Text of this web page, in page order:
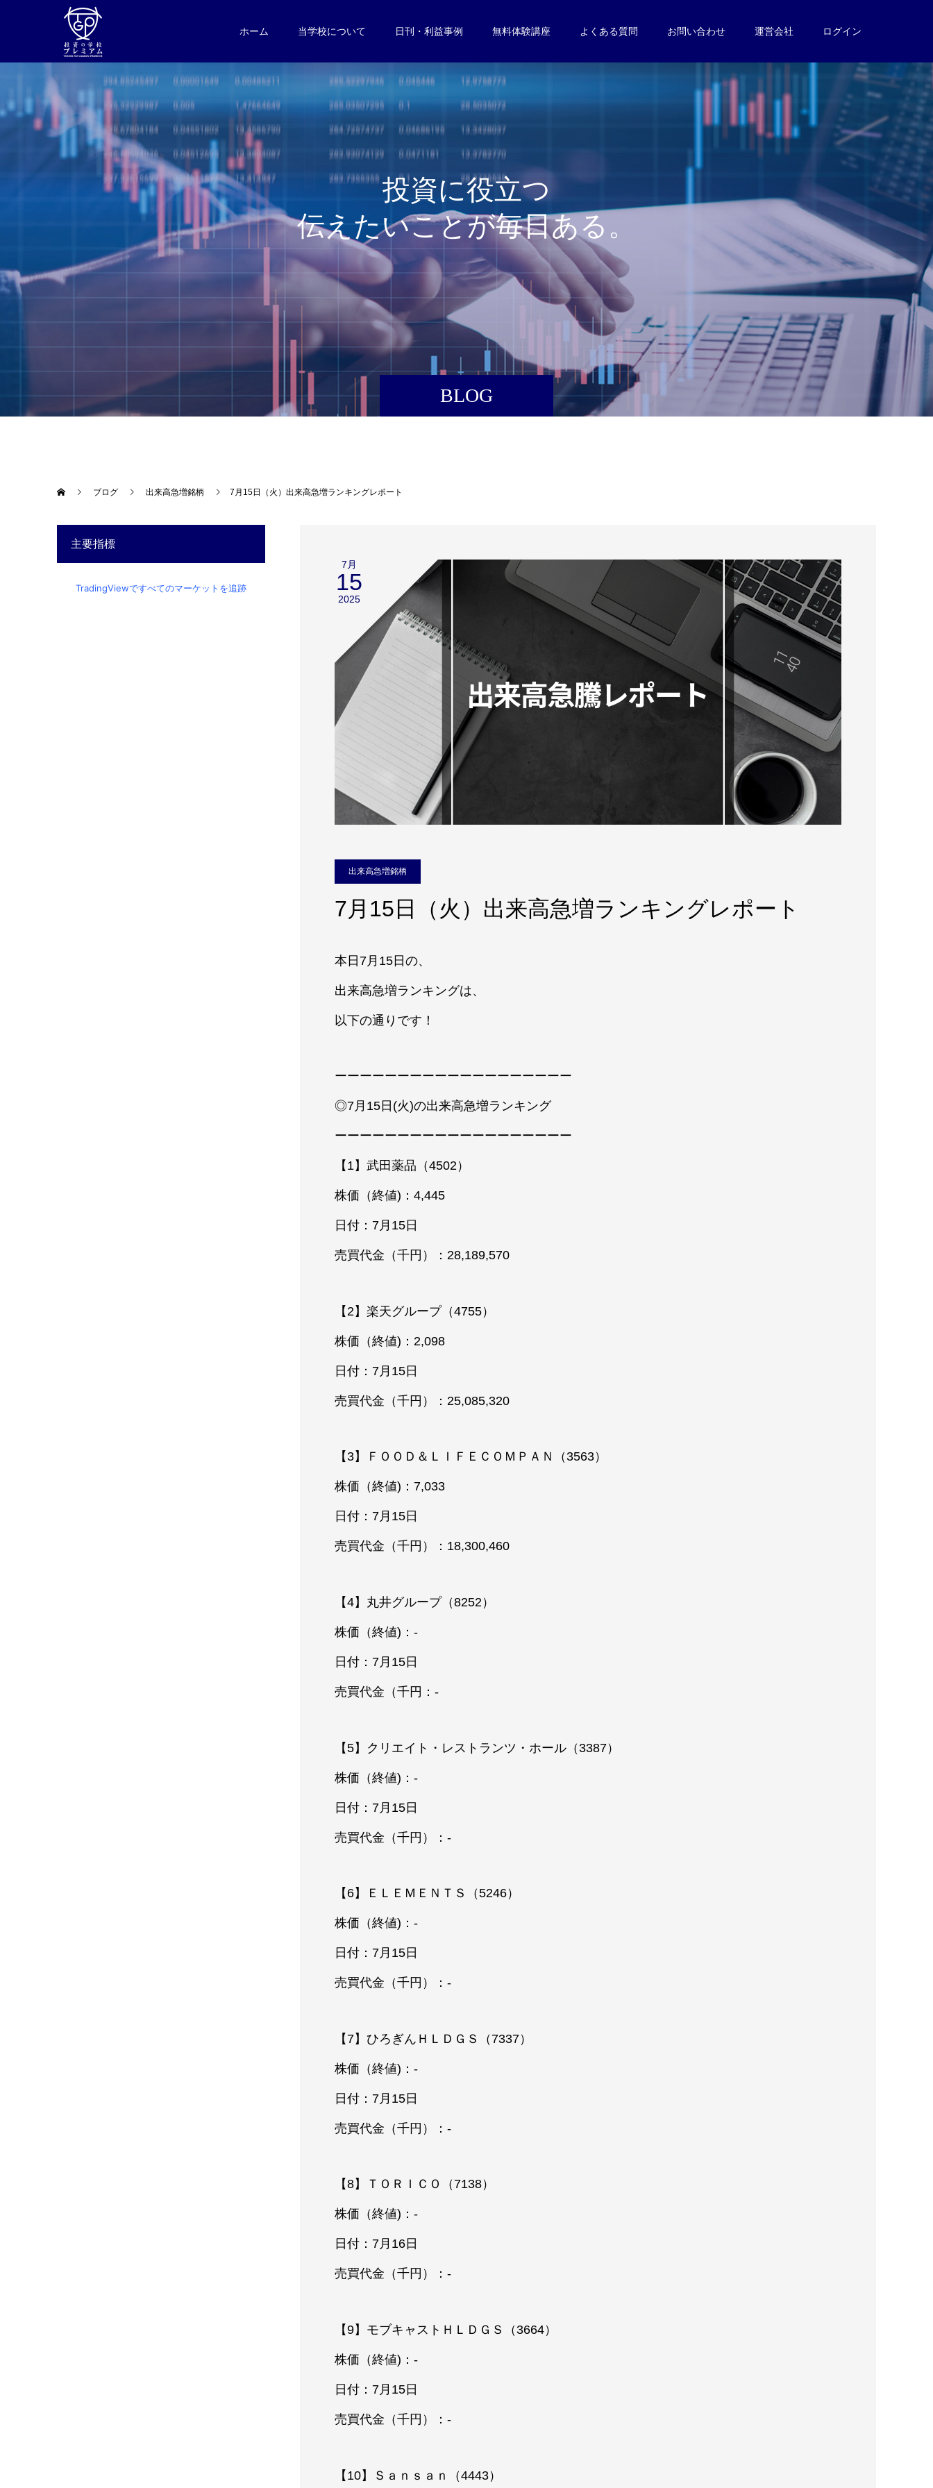
ホーム 当学校について 日刊・利益事例 無料体験講座 よくある質問 お問い合わせ 運営会社 ログイン
BLOG
投資に役立つ
伝え たいことが毎日あ る 。
ブログ 出来高急増銘柄 7月15日（火）出来高急増ランキングレポート
7月
15
2025
出来高急増銘柄
7月15日（火）出来高急増ランキングレポート
本日7月15日の、
出来高急増ランキングは、
以下の通りです！
ーーーーーーーーーーーーーーーーーーー
◎7月15日(火)の出来高急増ランキング
ーーーーーーーーーーーーーーーーーーー
【1】武田薬品（4502）
株価（終値)：4,445
日付：7月15日
売買代金（千円）：28,189,570
【2】楽天グループ（4755）
株価（終値)：2,098
日付：7月15日
売買代金（千円）：25,085,320
【3】ＦＯＯＤ＆ＬＩＦＥＣＯＭＰＡＮ（3563）
株価（終値)：7,033
日付：7月15日
売買代金（千円）：18,300,460
【4】丸井グループ（8252）
株価（終値)：-
日付：7月15日
売買代金（千円：-
【5】クリエイト・レストランツ・ホール（3387）
株価（終値)：-
日付：7月15日
売買代金（千円）：-
【6】ＥＬＥＭＥＮＴＳ（5246）
株価（終値)：-
日付：7月15日
売買代金（千円）：-
【7】ひろぎんＨＬＤＧＳ（7337）
株価（終値)：-
日付：7月15日
売買代金（千円）：-
【8】ＴＯＲＩＣＯ（7138）
株価（終値)：-
日付：7月16日
売買代金（千円）：-
【9】モブキャストＨＬＤＧＳ（3664）
株価（終値)：-
日付：7月15日
売買代金（千円）：-
【10】Ｓａｎｓａｎ（4443）
主要指標
TradingViewですべてのマーケットを追跡